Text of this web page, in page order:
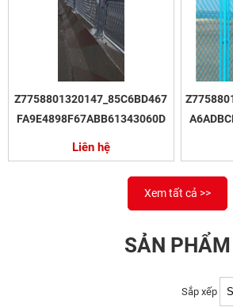
Z7758801320147_85C6BD467
FA9E4898F67ABB61343060D
Liên hệ
Xem tất cả >>
SẢN PHẨM
Sắp xếp